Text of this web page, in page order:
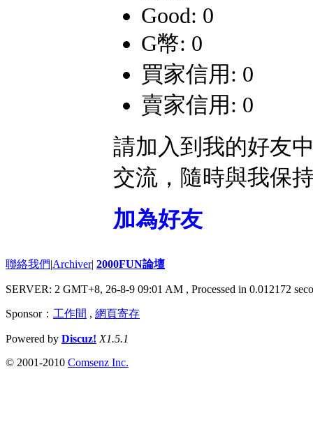
Good: 0
G幣: 0
買家信用: 0
賣家信用: 0
請加入到我的好友
交流，隨時與我保
加為好友
聯絡我們|Archiver| 2000FUN論壇
SERVER: 2 GMT+8, 26-8-9 09:01 AM , Processed in 0.012172
Sponsor： 工作間 , 網頁寄存
Powered by Discuz! X1.5.1
© 2001-2010 Comsenz Inc.